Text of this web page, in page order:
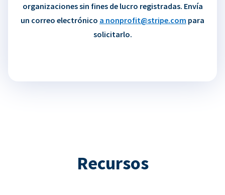
organizaciones sin fines de lucro registradas. Envía
un correo electrónico a nonprofit@stripe.com para
solicitarlo.
Recursos